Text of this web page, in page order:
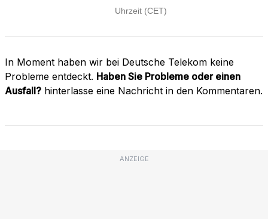
In Moment haben wir bei Deutsche Telekom keine
Probleme entdeckt. Haben Sie Probleme oder einen
Ausfall? hinterlasse eine Nachricht in den Kommentaren.
ANZEIGE